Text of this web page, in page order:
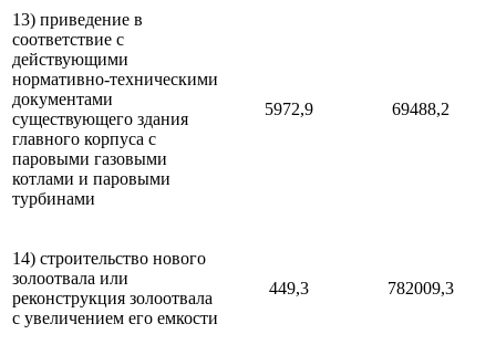
13) приведение в
соответствие с
действующими
нормативно-техническими
документами
существующего здания
главного корпуса с
паровыми газовыми
котлами и паровыми
турбинами
5972,9 69488,2
14) строительство нового
золоотвала или
реконструкция золоотвала
с увеличением его емкости
449,3 782009,3